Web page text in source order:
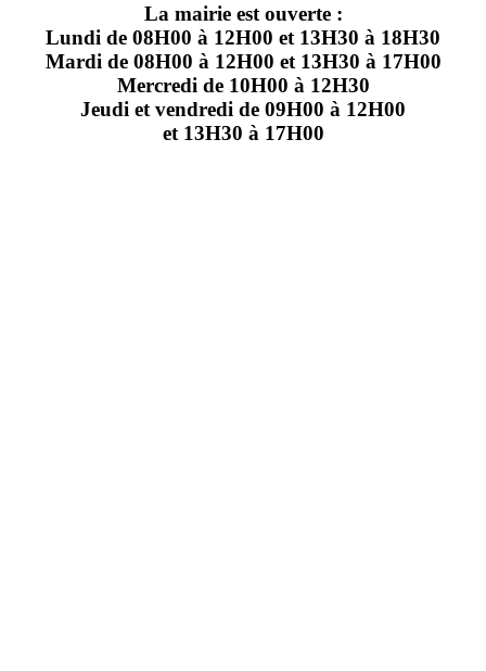
La mairie est ouverte :
Lundi de 08H00 à 12H00 et 13H30 à 18H30
Mardi de 08H00 à 12H00 et 13H30 à 17H00
Mercredi de 10H00 à 12H30
Jeudi et vendredi de 09H00 à 12H00
et 13H30 à 17H00